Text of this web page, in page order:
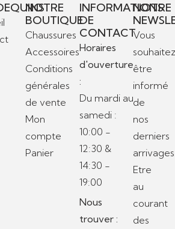
NOTRE
BOUTIQUE
Chaussures
Accessoires
Conditions
générales
de vente
Mon
compte
Panier
INFORMATIONS
DE
CONTACT
Horaires
d'ouverture
:
Du mardi au
samedi :
10:00 -
12:30 &
14:30 -
19:00
Nous
trouver :
NOTRE
Vous
être
informé
de
nos
derniers
Etre
au
courant
des